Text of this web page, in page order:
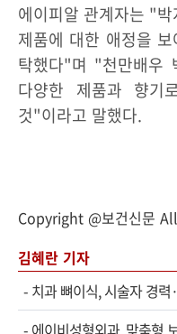
에이피알 관계자는 "
제품에 대한 애정을
탁했다"며 "천만배우
다양한 제품과 향기
것"이라고 말했다.
Copyright @보건신문
김혜란 기자
- 치과 뼈이식, 시술자 경
- 에이비성형외과, 맞춤형